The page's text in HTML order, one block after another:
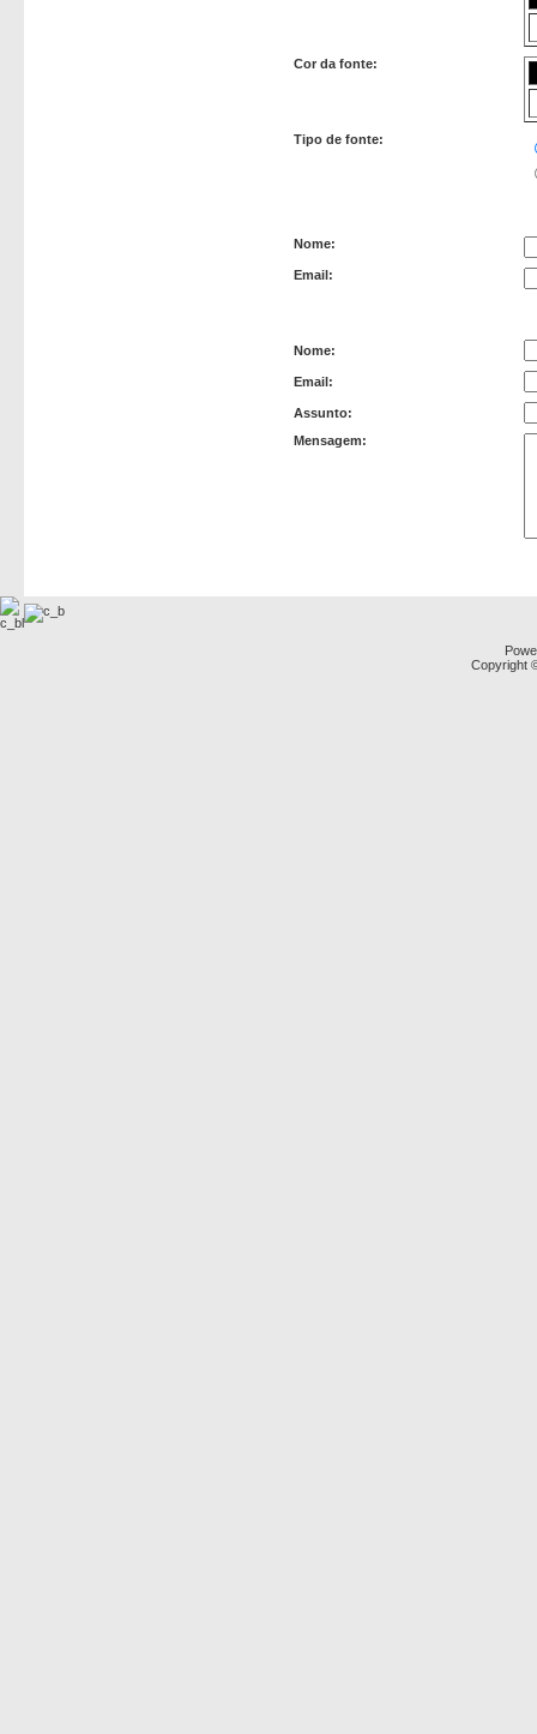
Cor da fonte:
Tipo de fonte:
Nome:
Email:
Nome:
Email:
Assunto:
Mensagem:
Copyright